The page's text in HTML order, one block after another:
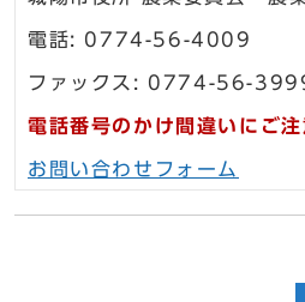
電話: 0774-56-4009
ファックス: 0774-56-
電話番号のかけ間違いにご注
お問い合わせフォーム